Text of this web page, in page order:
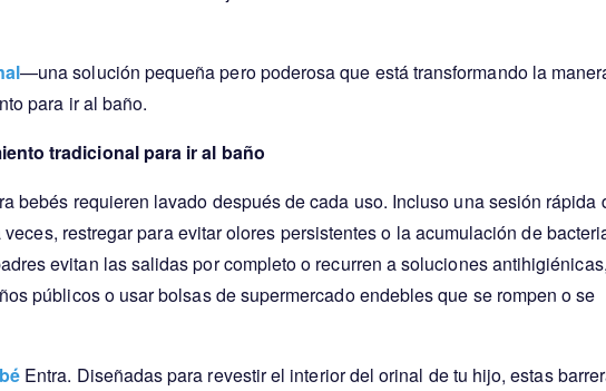
—una solución pequeña pero poderosa que está transformando la
para ir al baño.
tradicional para ir al baño
bebés requieren lavado después de cada uso. Incluso una sesión rápida
restregar para evitar olores persistentes o la acumulación de
evitan las salidas por completo o recurren a soluciones antihigiénicas,
públicos o usar bolsas de supermercado endebles que se rompen o se
Entra. Diseñadas para revestir el interior del orinal de tu hijo, estas